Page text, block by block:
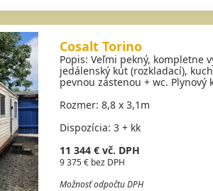
Cosalt Torino
Popis: Veľmi pekný, kompletne
jedálenský kút (rozkladací),
pevnou zástenou + wc.
Rozmer: 8,8 x 3,1m
Dispozícia: 3 + kk
11 344 € vč. DPH
9 375 € bez DPH
Možnosť odpočtu DPH